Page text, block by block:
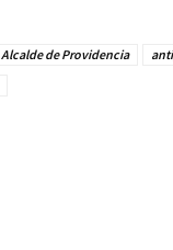
Alcalde de Providencia